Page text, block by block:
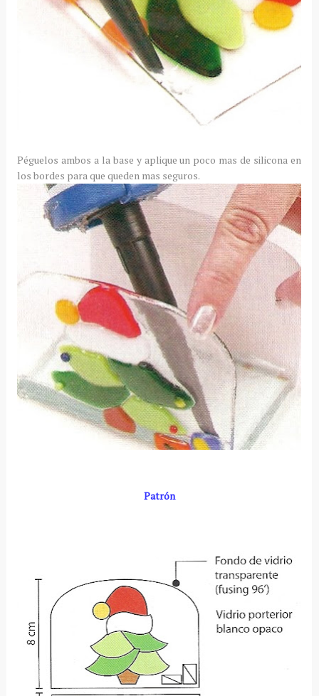
Péguelos ambos a la base y aplique un poco mas de silicona en
los bordes para que queden mas seguros.
Patrón